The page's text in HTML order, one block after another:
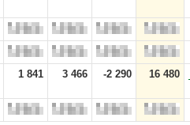
1 841 3 466 -2 290 16 480